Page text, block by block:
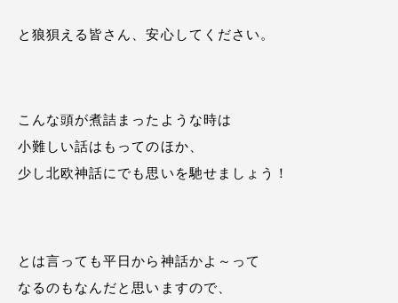
と狼狽える皆さん、安心してください。
こんな頭が煮詰まったような時は
小難しい話はもってのほか、
少し北欧神話にでも思いを馳せましょう！
とは言っても平日から神話かよ～って
なるのもなんだと思いますので、